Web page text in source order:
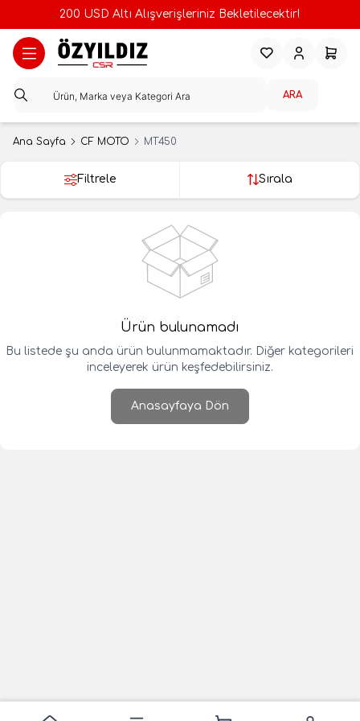
200 USD Altı Alışverişleriniz Bekletilecektir!
ARA
FavorilerimHesabım
Ana Sayfa CF MOTO MT450
Filtrele Sırala
Ürün bulunamadı
Bu listede şu anda ürün bulunmamaktadır. Diğer kategorileri
inceleyerek ürün keşfedebilirsiniz.
Anasayfaya Dön